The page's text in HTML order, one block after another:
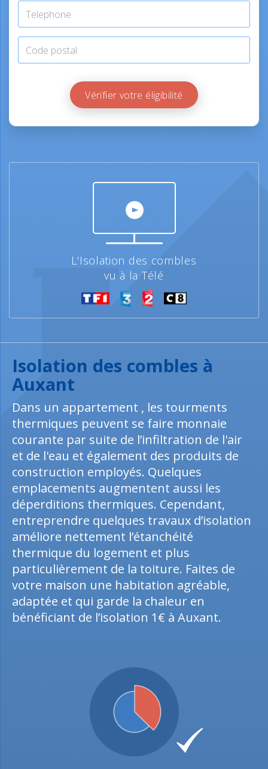
Vérifier votre éligibilité
L'Isolation des combles
vu à la Télé
Isolation des combles à
Auxant
Dans un appartement , les tourments
thermiques peuvent se faire monnaie
courante par suite de l’infiltration de l'air
et de l'eau et également des produits de
construction employés. Quelques
emplacements augmentent aussi les
déperditions thermiques. Cependant,
entreprendre quelques travaux d’isolation
améliore nettement l’étanchéité
thermique du logement et plus
particulièrement de la toiture. Faites de
votre maison une habitation agréable,
adaptée et qui garde la chaleur en
bénéficiant de l’isolation 1€ à Auxant.